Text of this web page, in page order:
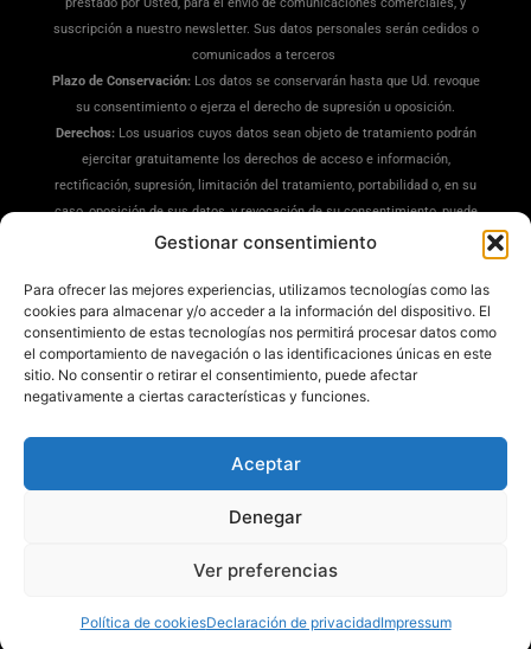
Gestionar consentimiento
Para ofrecer las mejores experiencias, utilizamos tecnologías como las
cookies para almacenar y/o acceder a la información del dispositivo. El
consentimiento de estas tecnologías nos permitirá procesar datos como
el comportamiento de navegación o las identificaciones únicas en este
sitio. No consentir o retirar el consentimiento, puede afectar
negativamente a ciertas características y funciones.
Aceptar
Denegar
Ver preferencias
Política de cookiesDeclaración de privacidadImpressum
prestado por Usted, para el envío de comunicaciones comerciales, y
suscripción a nuestro newsletter. Sus datos personales serán cedidos o
comunicados a terceros
Plazo de Conservación: Los datos se conservarán hasta que Ud. revoque
su consentimiento o ejerza el derecho de supresión u oposición.
Derechos: Los usuarios cuyos datos sean objeto de tratamiento podrán
ejercitar gratuitamente los derechos de acceso e información,
rectificación, supresión, limitación del tratamiento, portabilidad o, en su
caso, oposición de sus datos, y revocación de su consentimiento, puede
ejercitar sus derechos en la siguiente dirección:
puede interponer una reclamación ante la Agencia Española de
Protección de Datos(www.aepd.es)
Información Adicional:Tiene a su disposición información ampliada en
nuestra
Política de Privacidad
Todos los derechos reservados © 2025